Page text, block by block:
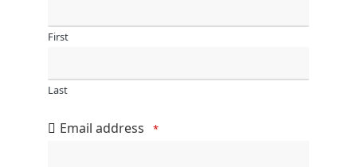
First
Last
Email address *